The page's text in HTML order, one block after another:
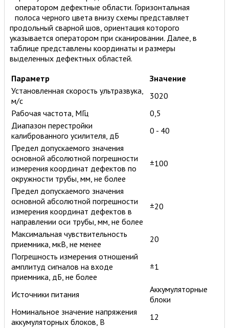
оператором дефектные области. Горизонтальная
полоса черного цвета внизу схемы представляет
продольный сварной шов, ориентация которого
указывается оператором при сканировании. Далее, в
таблице представлены координаты и размеры
выделенных дефектных областей.
Параметр
Значение
Установленная скорость ультразвука,
м/с
3020
Рабочая частота, МГц
0,5
Диапазон перестройки
калиброванного усилителя, дБ
0 - 40
Предел допускаемого значения
основной абсолютной погрешности
измерения координат дефектов по
окружности трубы, мм, не более
±100
Предел допускаемого значения
основной абсолютной погрешности
измерения координат дефектов в
направлении оси трубы, мм, не более
±20
Максимальная чувствительность
приемника, мкВ, не менее
20
Погрешность измерения отношений
амплитуд сигналов на входе
приемника, дБ, не более
±1
Источники питания
Аккумуляторные
блоки
Номинальное значение напряжения
аккумуляторных блоков, В
12